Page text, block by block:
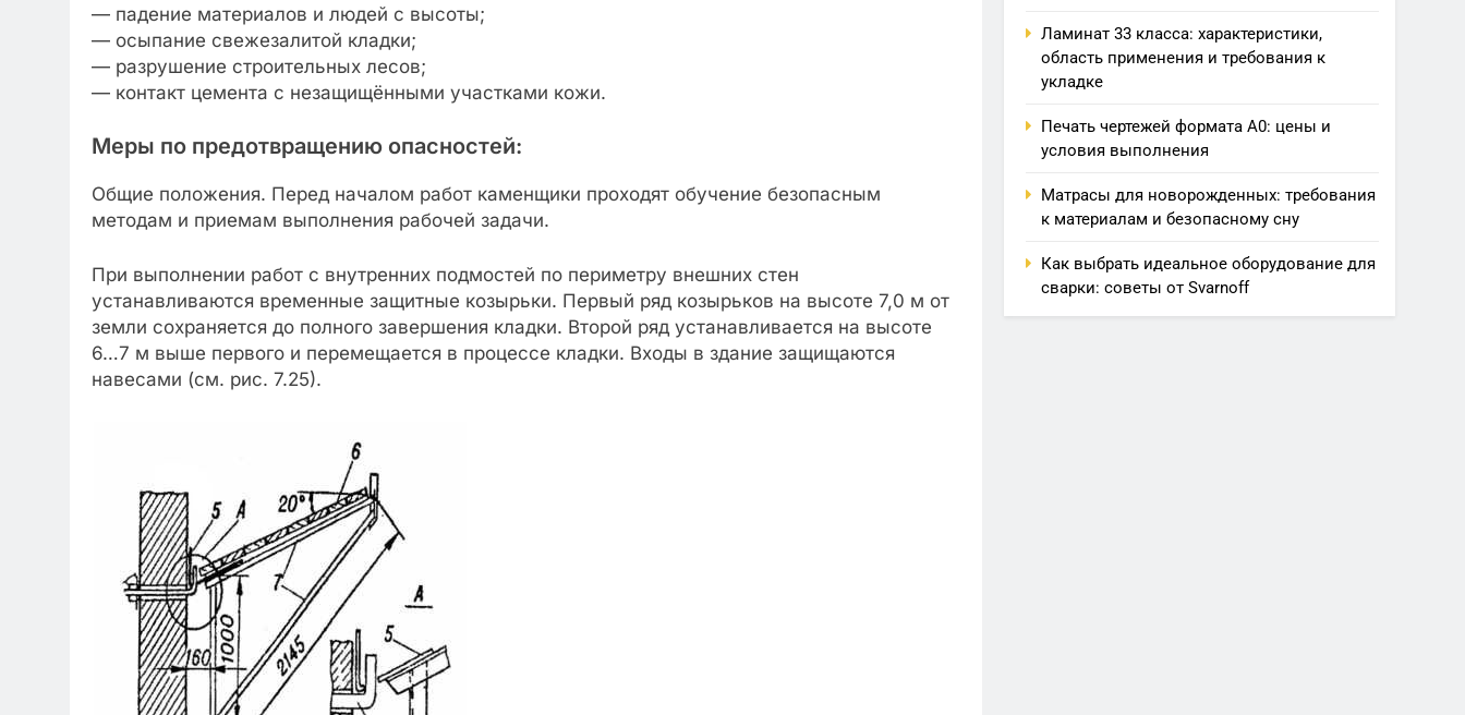
— падение материалов и людей с высоты;
— осыпание свежезалитой кладки;
— разрушение строительных лесов;
— контакт цемента с незащищёнными участками кожи.
Меры по предотвращению опасностей:
Общие положения. Перед началом работ каменщики проходят обучение безопасным
методам и приемам выполнения рабочей задачи.
При выполнении работ с внутренних подмостей по периметру внешних стен
устанавливаются временные защитные козырьки. Первый ряд козырьков на высоте 7,0 м от
земли сохраняется до полного завершения кладки. Второй ряд устанавливается на высоте
6…7 м выше первого и перемещается в процессе кладки. Входы в здание защищаются
навесами (см. рис. 7.25).
Ламинат 33 класса: характеристики,
область применения и требования к
укладке
Печать чертежей формата А0: цены и
условия выполнения
Матрасы для новорожденных: требования
к материалам и безопасному сну
Как выбрать идеальное оборудование для
сварки: советы от Svarnoff